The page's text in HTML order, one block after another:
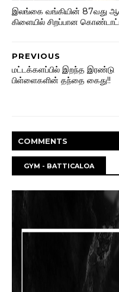
இலங்கை வங்கியின் 87வது
கிளையில் சிறப்பான
PREVIOUS
மட்டக்களப்பில் இறந்த இரண்டு
பிள்ளைகளின் தந்தை கைது!!
COMMENTS
GYM - BATTICALOA